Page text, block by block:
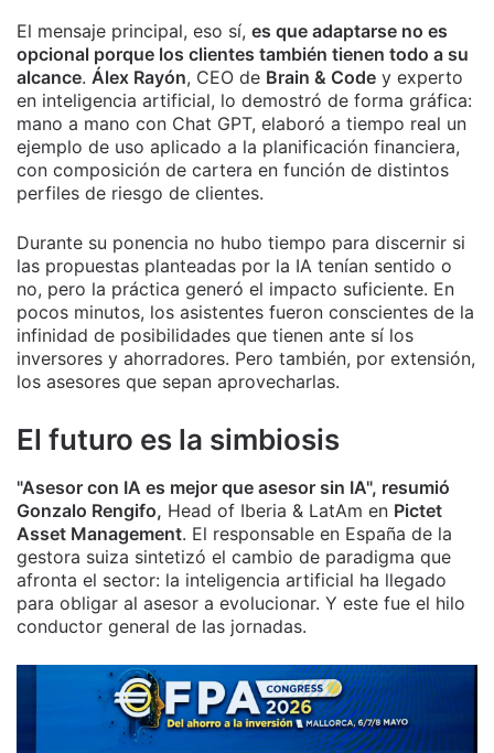
El mensaje principal, eso sí, es que adaptarse no es
opcional porque los clientes también tienen todo a su
alcance. Álex Rayón, CEO de Brain & Code y experto
en inteligencia artificial, lo demostró de forma gráfica:
mano a mano con Chat GPT, elaboró a tiempo real un
ejemplo de uso aplicado a la planificación financiera,
con composición de cartera en función de distintos
perfiles de riesgo de clientes.
Durante su ponencia no hubo tiempo para discernir si
las propuestas planteadas por la IA tenían sentido o
no, pero la práctica generó el impacto suficiente. En
pocos minutos, los asistentes fueron conscientes de la
infinidad de posibilidades que tienen ante sí los
inversores y ahorradores. Pero también, por extensión,
los asesores que sepan aprovecharlas.
El futuro es la simbiosis
"Asesor con IA es mejor que asesor sin IA", resumió
Gonzalo Rengifo, Head of Iberia & LatAm en Pictet
Asset Management. El responsable en España de la
gestora suiza sintetizó el cambio de paradigma que
afronta el sector: la inteligencia artificial ha llegado
para obligar al asesor a evolucionar. Y este fue el hilo
conductor general de las jornadas.